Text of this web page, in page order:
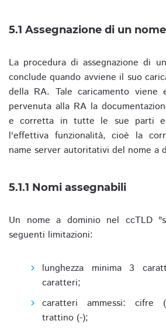
5.1 Assegnazione di un
La procedura di assegnazione di
conclude quando avviene il suo
della RA. Tale caricamento viene
pervenuta alla RA la
e corretta in tutte le sue parti
l'effettiva funzionalità, cioè la
name server autoritativi del nome a
5.1.1 Nomi assegnabili
Un nome a dominio nel ccTLD
seguenti limitazioni:
lunghezza minima 3
caratteri;
caratteri ammessi: cifre
trattino (-);